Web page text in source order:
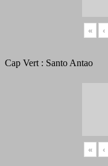
« ‹
Cap Vert : Santo Antao
« ‹